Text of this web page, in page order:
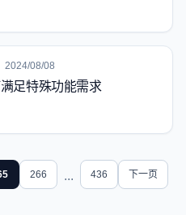
2024/08/08
足特殊功能需求
266 ... 436 下一页